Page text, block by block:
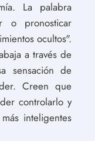
La palabra
o pronosticar
ocultos".
a través de
sensación de
Creen que
controlarlo y
inteligentes